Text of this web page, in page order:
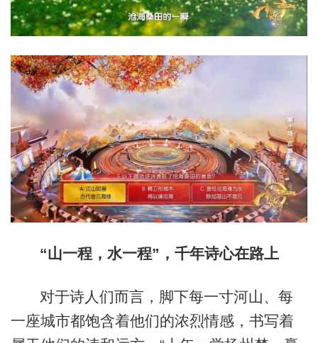
“山一程，水一程”，千年诗心在路上
对于诗人们而言，脚下每一寸河山、每
一座城市都饱含着他们的浓烈情感，书写着